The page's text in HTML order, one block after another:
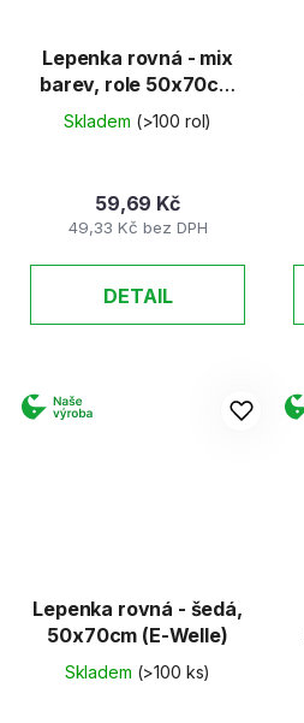
Lepenka rovná - mix
barev, role 50x70cm
(E-Welle)
Skladem (>100 rol)
49,33 Kč bez DPH
59,69 Kč
DETAIL
Lepenka rovná - šedá,
50x70cm (E-Welle)
Skladem (>100 ks)